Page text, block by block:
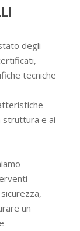
degli
tecniche
struttura e ai
un